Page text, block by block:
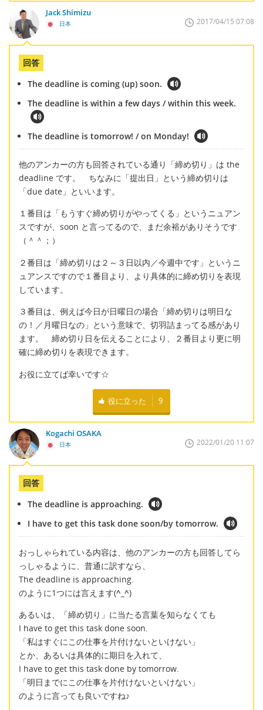
Jack Shimizu
日本 2017/04/15 07:08
回答
The deadline is coming (up) soon.
The deadline is within a few days / within this week.
The deadline is tomorrow! / on Monday!
他のアンカーの方も回答されている通り「締め切り」は the
deadline です。 ちなみに「提出日」という締め切りは
「due date」といいます。
１番目は「もうすぐ締め切りがやってくる」というニュアン
スですが、soon と言ってるので、まだ余裕がありそうです
（＾＾；）
２番目は「締め切りは２～３日以内／今週中です」というニ
ュアンスですので１番目より、より具体的に締め切りを表現
しています。
３番目は、例えば今日が日曜日の場合「締め切りは明日な
の！／月曜日なの」という意味で、切羽詰まってる感があり
ます。 締め切り日を伝えることにより、２番目より更に明
確に締め切りを表現できます。
お役に立てば幸いです☆
役に立った 9
Kogachi OSAKA
日本 2022/01/20 11:07
回答
The deadline is approaching.
I have to get this task done soon/by tomorrow.
おっしゃられている内容は、他のアンカーの方も回答してら
っしゃるように、普通に訳すなら、
The deadline is approaching.
のように1つには言えます(^_^)
あるいは、「締め切り」に当たる言葉を知らなくても
I have to get this task done soon.
「私はすぐにこの仕事を片付けないといけない」
とか、あるいは具体的に期日を入れて、
I have to get this task done by tomorrow.
「明日までにこの仕事を片付けないといけない」
のように言っても良いですね♪